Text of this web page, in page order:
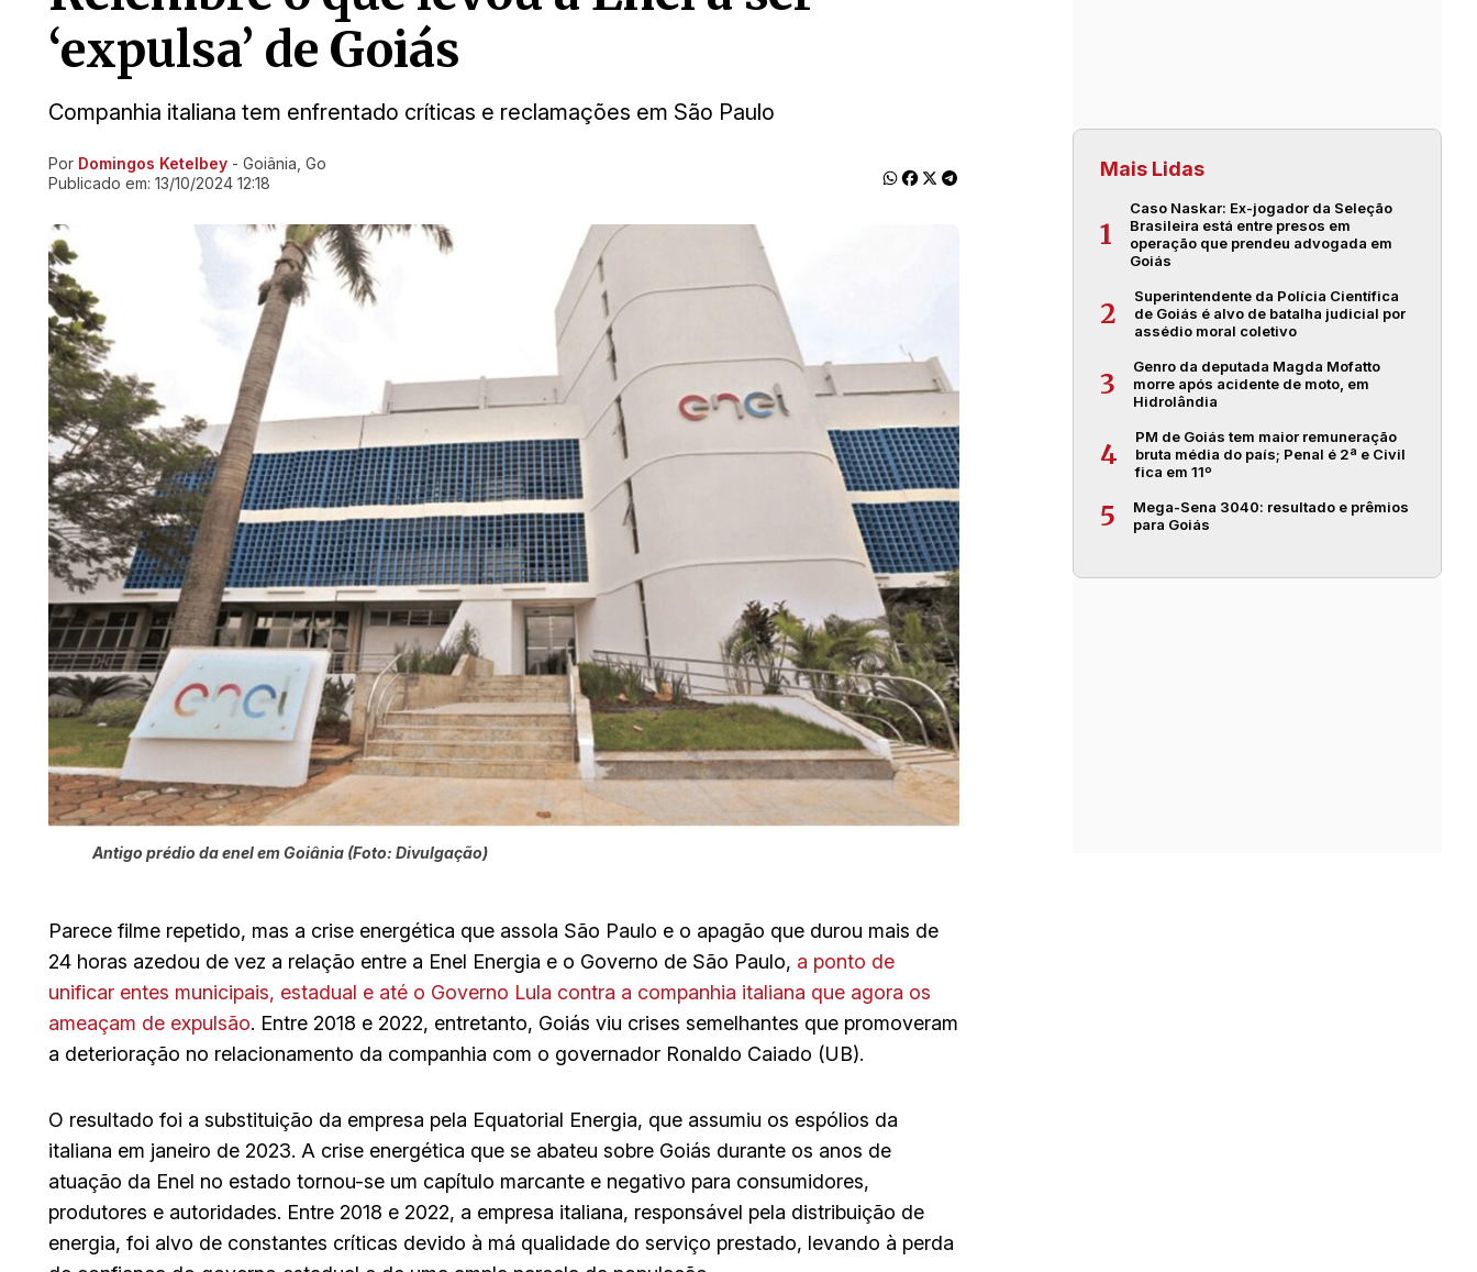
‘expulsa’ de Goiás
Companhia italiana tem enfrentado críticas e reclamações em São Paulo
Ir direto pra matéria
Por Domingos Ketelbey - Goiânia, Go
Publicado em: 13/10/2024 12:18
Antigo prédio da enel em Goiânia (Foto: Divulgação)
Parece filme repetido, mas a crise energética que assola São Paulo e o apagão que durou mais de
24 horas azedou de vez a relação entre a Enel Energia e o Governo de São Paulo, a ponto de
unificar entes municipais, estadual e até o Governo Lula contra a companhia italiana que agora os
ameaçam de expulsão. Entre 2018 e 2022, entretanto, Goiás viu crises semelhantes que promoveram
a deterioração no relacionamento da companhia com o governador Ronaldo Caiado (UB).
O resultado foi a substituição da empresa pela Equatorial Energia, que assumiu os espólios da
italiana em janeiro de 2023. A crise energética que se abateu sobre Goiás durante os anos de
atuação da Enel no estado tornou-se um capítulo marcante e negativo para consumidores,
produtores e autoridades. Entre 2018 e 2022, a empresa italiana, responsável pela distribuição de
energia, foi alvo de constantes críticas devido à má qualidade do serviço prestado, levando à perda
Mais Lidas
1
Caso Naskar: Ex-jogador da Seleção
Brasileira está entre presos em
operação que prendeu advogada em
Goiás
2
Superintendente da Polícia Científica
de Goiás é alvo de batalha judicial por
assédio moral coletivo
3
Genro da deputada Magda Mofatto
morre após acidente de moto, em
Hidrolândia
4
PM de Goiás tem maior remuneração
bruta média do país; Penal é 2ª e Civil
fica em 11º
5
Mega-Sena 3040: resultado e prêmios
para Goiás